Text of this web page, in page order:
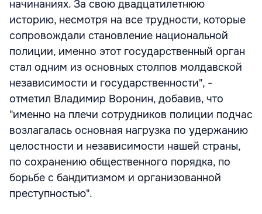
начинаниях. За свою двадцатилетнюю
историю, несмотря на все трудности, которые
сопровождали становление национальной
полиции, именно этот государственный орган
стал одним из основных столпов молдавской
независимости и государственности", -
отметил Владимир Воронин, добавив, что
"именно на плечи сотрудников полиции подчас
возлагалась основная нагрузка по удержанию
целостности и независимости нашей страны,
по сохранению общественного порядка, по
борьбе с бандитизмом и организованной
преступностью".